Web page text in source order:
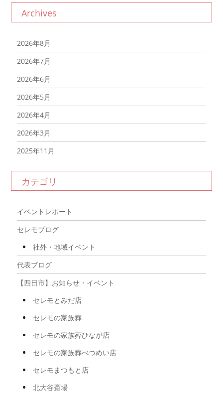
Archives
2026年8月
2026年7月
2026年6月
2026年5月
2026年4月
2026年3月
2025年11月
2025年10月
2025年9月
2025年7月
2025年5月
2025年4月
2024年12月
2024年11月
2024年8月
カテゴリ
イベントレポート
セレモブログ
社外・地域イベント
代表ブログ
【四日市】お知らせ・イベント
セレモとみだ店
セレモの家族葬
セレモの家族葬ひなが店
セレモの家族葬べつめい店
セレモまつもと店
北大谷斎場